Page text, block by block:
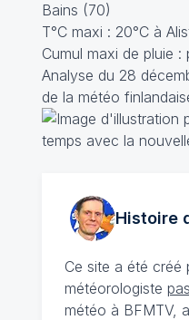
Bains (70)
T°C maxi : 20°C à
Cumul maxi de pluie :
Analyse du 28
de la météo
Histoire
Ce site a été créé
météorologiste
météo à BFMTV,